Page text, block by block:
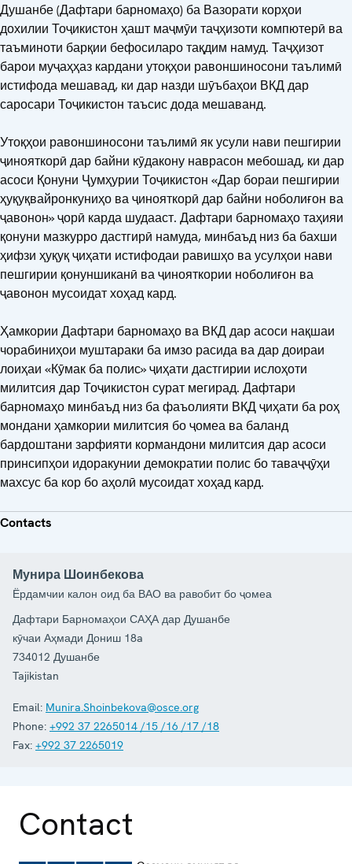
Душанбе (Дафтари барномаҳо) ба Вазорати корҳои
дохилии Тоҷикистон ҳашт маҷмӯи таҷҳизоти компютерӣ ва
таъминоти барқии бефосиларо тақдим намуд. Таҷҳизот
барои муҷаҳҳаз кардани утоқҳои равоншиносони таълимӣ
истифода мешавад, ки дар назди шӯъбаҳои ВКД дар
саросари Тоҷикистон таъсис дода мешаванд.
Утоқҳои равоншиносони таълимӣ як усули нави пешгирии
ҷинояткорӣ дар байни кӯдакону наврасон мебошад, ки дар
асоси Қонуни Ҷумҳурии Тоҷикистон «Дар бораи пешгирии
ҳуқуқвайронкуниҳо ва ҷинояткорӣ дар байни ноболиғон ва
ҷавонон» ҷорӣ карда шудааст. Дафтари барномаҳо таҳияи
қонуни мазкурро дастгирӣ намуда, минбаъд низ ба бахши
ҳифзи ҳуқуқ ҷиҳати истифодаи равишҳо ва усулҳои нави
пешгирии қонуншиканӣ ва ҷинояткории ноболиғон ва
ҷавонон мусоидат хоҳад кард.
Ҳамкории Дафтари барномаҳо ва ВКД дар асоси нақшаи
чорабиниҳои муштараки ба имзо расида ва дар доираи
лоиҳаи «Кӯмак ба полис» ҷиҳати дастгирии ислоҳоти
милитсия дар Тоҷикистон сурат мегирад. Дафтари
барномаҳо минбаъд низ ба фаъолияти ВКД ҷиҳати ба роҳ
мондани ҳамкории милитсия бо ҷомеа ва баланд
бардоштани зарфияти кормандони милитсия дар асоси
принсипҳои идоракунии демократии полис бо таваҷҷӯҳи
махсус ба кор бо аҳолӣ мусоидат хоҳад кард.
Contacts
Мунира Шоинбекова
Ёрдамчии калон оид ба ВАО ва равобит бо ҷомеа
Дафтари Барномаҳои САҲА дар Душанбе
кӯчаи Аҳмади Дониш 18a
734012 Душанбе
Tajikistan
Email: Munira.Shoinbekova@osce.org
Phone: +992 37 2265014 /15 /16 /17 /18
Fax: +992 37 2265019
Contact